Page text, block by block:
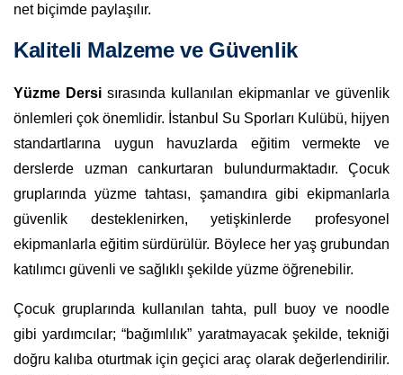
net biçimde paylaşılır.
Kaliteli Malzeme ve Güvenlik
Yüzme Dersi sırasında kullanılan ekipmanlar ve güvenlik
önlemleri çok önemlidir. İstanbul Su Sporları Kulübü, hijyen
standartlarına uygun havuzlarda eğitim vermekte ve
derslerde uzman cankurtaran bulundurmaktadır. Çocuk
gruplarında yüzme tahtası, şamandıra gibi ekipmanlarla
güvenlik desteklenirken, yetişkinlerde profesyonel
ekipmanlarla eğitim sürdürülür. Böylece her yaş grubundan
katılımcı güvenli ve sağlıklı şekilde yüzme öğrenebilir.
Çocuk gruplarında kullanılan tahta, pull buoy ve noodle
gibi yardımcılar; “bağımlılık” yaratmayacak şekilde, tekniği
doğru kalıba oturtmak için geçici araç olarak değerlendirilir.